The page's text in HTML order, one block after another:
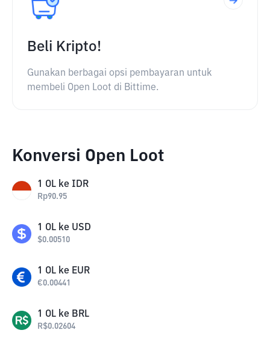
Beli Kripto!
Gunakan berbagai opsi pembayaran untuk
membeli Open Loot di Bittime.
Konversi Open Loot
1 OL ke IDR
Rp90.95
1 OL ke USD
$0.00510
1 OL ke EUR
€0.00441
1 OL ke BRL
R$0.02604